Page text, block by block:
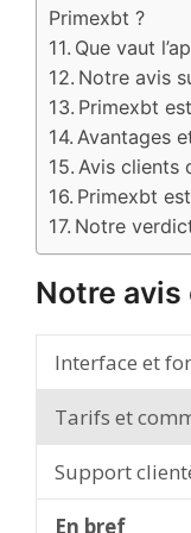
Primexbt ?
Que vaut
Notre avis
Primexbt
Avantages
Avis clients
Primexbt
Notre
Notre avis
Interface et
Tarifs et
Support
En bref